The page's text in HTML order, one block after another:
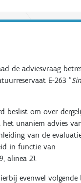
de adviesvraag
E-263 “
beslist om over
unaniem advies
van de
in functie van
alinea 2).
evenwel volgende